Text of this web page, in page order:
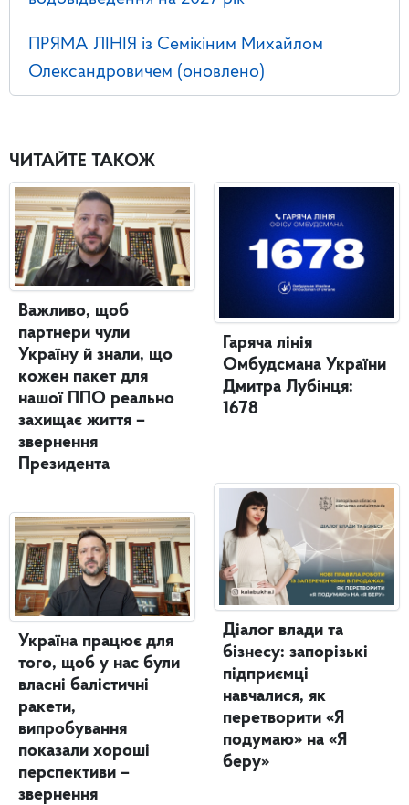
ПРЯМА ЛІНІЯ із Семікіним Михайлом
Олександровичем (оновлено)
ЧИТАЙТЕ ТАКОЖ
Важливо, щоб
партнери чули
Україну й знали, що
кожен пакет для
нашої ППО реально
захищає життя –
звернення
Президента
Україна працює для
того, щоб у нас були
власні балістичні
ракети,
випробування
показали хороші
перспективи –
звернення
Гаряча лінія
Омбудсмана України
Дмитра Лубінця:
1678
Діалог влади та
бізнесу: запорізькі
підприємці
навчалися, як
перетворити «Я
подумаю» на «Я
беру»